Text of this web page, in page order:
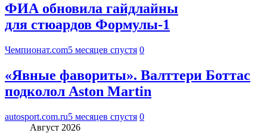
ФИА обновила гайдлайны
для стюардов Формулы-1
Чемпионат.com5 месяцев спустя 0
«Явные фавориты». Валттери Боттас
подколол Aston Martin
autosport.com.ru5 месяцев спустя 0
Август 2026